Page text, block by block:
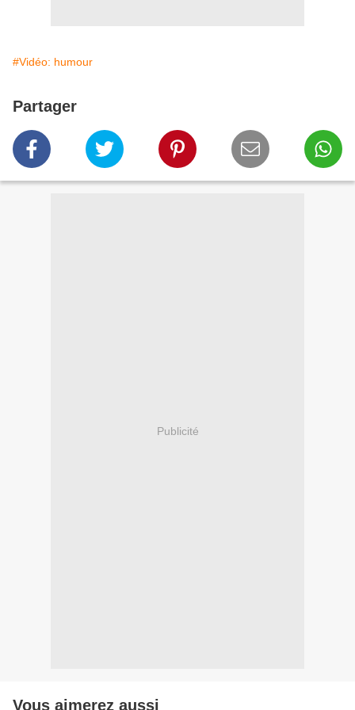
#Vidéo: humour
Partager
Publicité
Vous aimerez aussi